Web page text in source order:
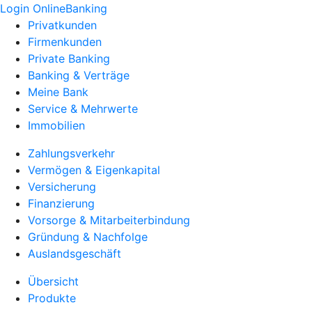
Login OnlineBanking
Privatkunden
Firmenkunden
Private Banking
Banking & Verträge
Meine Bank
Service & Mehrwerte
Immobilien
Zahlungsverkehr
Vermögen & Eigenkapital
Versicherung
Finanzierung
Vorsorge & Mitarbeiterbindung
Gründung & Nachfolge
Auslandsgeschäft
Übersicht
Produkte